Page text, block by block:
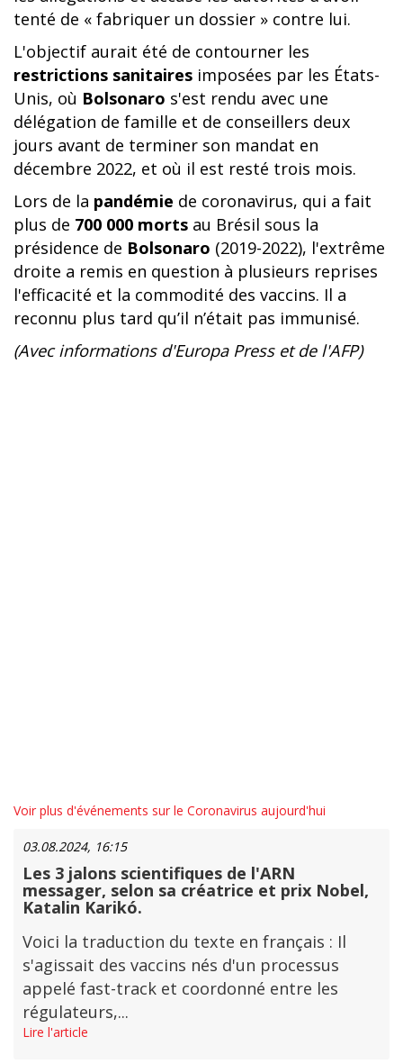
tenté de « fabriquer un dossier » contre lui.
L'objectif aurait été de contourner les
restrictions sanitaires imposées par les États-
Unis, où Bolsonaro s'est rendu avec une
délégation de famille et de conseillers deux
jours avant de terminer son mandat en
décembre 2022, et où il est resté trois mois.
Lors de la pandémie de coronavirus, qui a fait
plus de 700 000 morts au Brésil sous la
présidence de Bolsonaro (2019-2022), l'extrême
droite a remis en question à plusieurs reprises
l'efficacité et la commodité des vaccins. Il a
reconnu plus tard qu’il n’était pas immunisé.
(Avec informations d'Europa Press et de l'AFP)
Voir plus d'événements sur le Coronavirus aujourd'hui
03.08.2024, 16:15
Les 3 jalons scientifiques de l'ARN
messager, selon sa créatrice et prix Nobel,
Katalin Karikó.
Voici la traduction du texte en français : Il
s'agissait des vaccins nés d'un processus
appelé fast-track et coordonné entre les
régulateurs,...
Lire l'article